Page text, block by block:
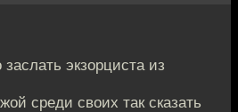
экзорциста из
среди своих так сказать